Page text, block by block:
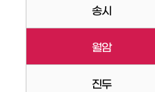
송시
월암
진두